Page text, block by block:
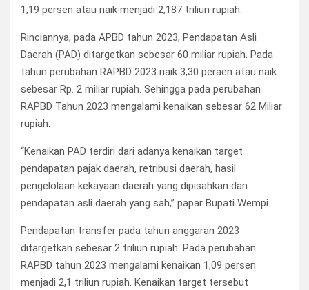
1,19 persen atau naik menjadi 2,187 triliun rupiah.
Rinciannya, pada APBD tahun 2023, Pendapatan Asli
Daerah (PAD) ditargetkan sebesar 60 miliar rupiah. Pada
tahun perubahan RAPBD 2023 naik 3,30 peraen atau naik
sebesar Rp. 2 miliar rupiah. Sehingga pada perubahan
RAPBD Tahun 2023 mengalami kenaikan sebesar 62 Miliar
rupiah.
“Kenaikan PAD terdiri dari adanya kenaikan target
pendapatan pajak daerah, retribusi daerah, hasil
pengelolaan kekayaan daerah yang dipisahkan dan
pendapatan asli daerah yang sah,” papar Bupati Wempi.
Pendapatan transfer pada tahun anggaran 2023
ditargetkan sebesar 2 triliun rupiah. Pada perubahan
RAPBD tahun 2023 mengalami kenaikan 1,09 persen
menjadi 2,1 triliun rupiah. Kenaikan target tersebut